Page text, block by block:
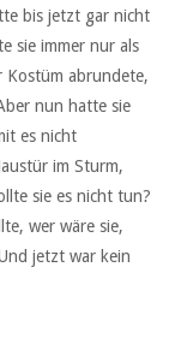
bis jetzt gar nicht
sie immer nur als
Kostüm abrundete,
nun hatte sie
es nicht
im Sturm,
sie es nicht tun?
wer wäre sie,
jetzt war kein